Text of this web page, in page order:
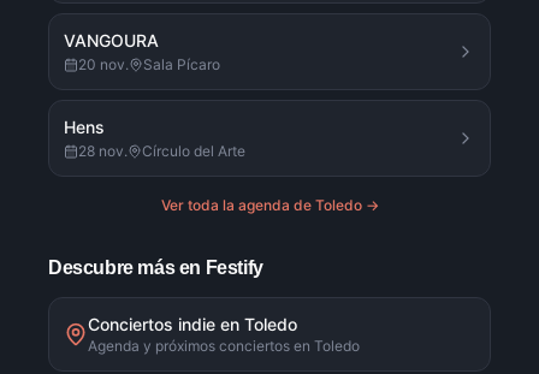
VANGOURA
20 nov. Sala Pícaro
Hens
28 nov. Círculo del Arte
Ver toda la agenda de Toledo→
Descubre más en Festify
Conciertos indie en Toledo
Agenda y próximos conciertos en Toledo